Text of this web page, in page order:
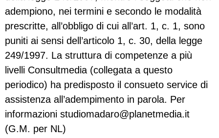
adempiono, nei termini e secondo le modalità
prescritte, all’obbligo di cui all’art. 1, c. 1, sono
puniti ai sensi dell’articolo 1, c. 30, della legge
249/1997. La struttura di competenze a più
livelli Consultmedia (collegata a questo
periodico) ha predisposto il consueto service di
assistenza all’adempimento in parola. Per
informazioni studiomadaro@planetmedia.it
(G.M. per NL)